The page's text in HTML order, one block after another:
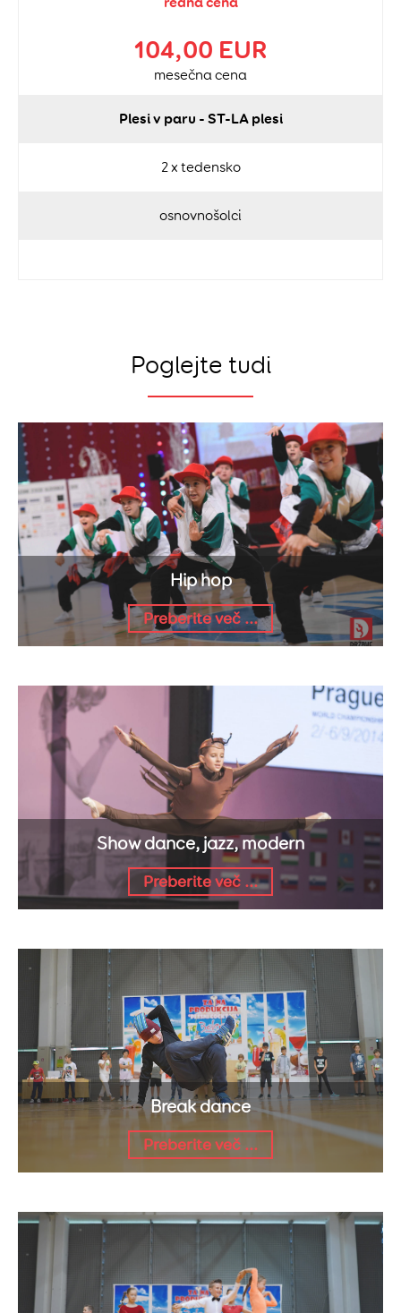
104,00 EUR
mesečna cena
Plesi v paru - ST-LA plesi
2 x tedensko
osnovnošolci
Poglejte tudi
Hip hop
Preberite več ...
Show dance, jazz, modern
Preberite več ...
Break dance
Preberite več ...